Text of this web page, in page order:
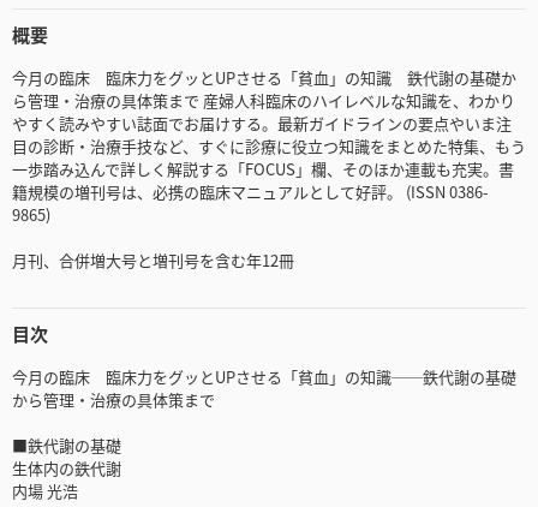
概要
今月の臨床 臨床力をグッとUPさせる「貧血」の知識 鉄代謝の基礎か
ら管理・治療の具体策まで 産婦人科臨床のハイレベルな知識を、わかり
やすく読みやすい誌面でお届けする。最新ガイドラインの要点やいま注
目の診断・治療手技など、すぐに診療に役立つ知識をまとめた特集、もう
一歩踏み込んで詳しく解説する「FOCUS」欄、そのほか連載も充実。書
籍規模の増刊号は、必携の臨床マニュアルとして好評。 (ISSN 0386-
9865)
月刊、合併増大号と増刊号を含む年12冊
目次
今月の臨床 臨床力をグッとUPさせる「貧血」の知識──鉄代謝の基礎
から管理・治療の具体策まで
■鉄代謝の基礎
生体内の鉄代謝
内場 光浩